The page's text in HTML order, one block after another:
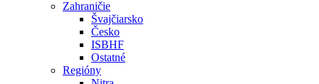
Zahraničie
Švajčiarsko
Česko
ISBHF
Ostatné
Regióny